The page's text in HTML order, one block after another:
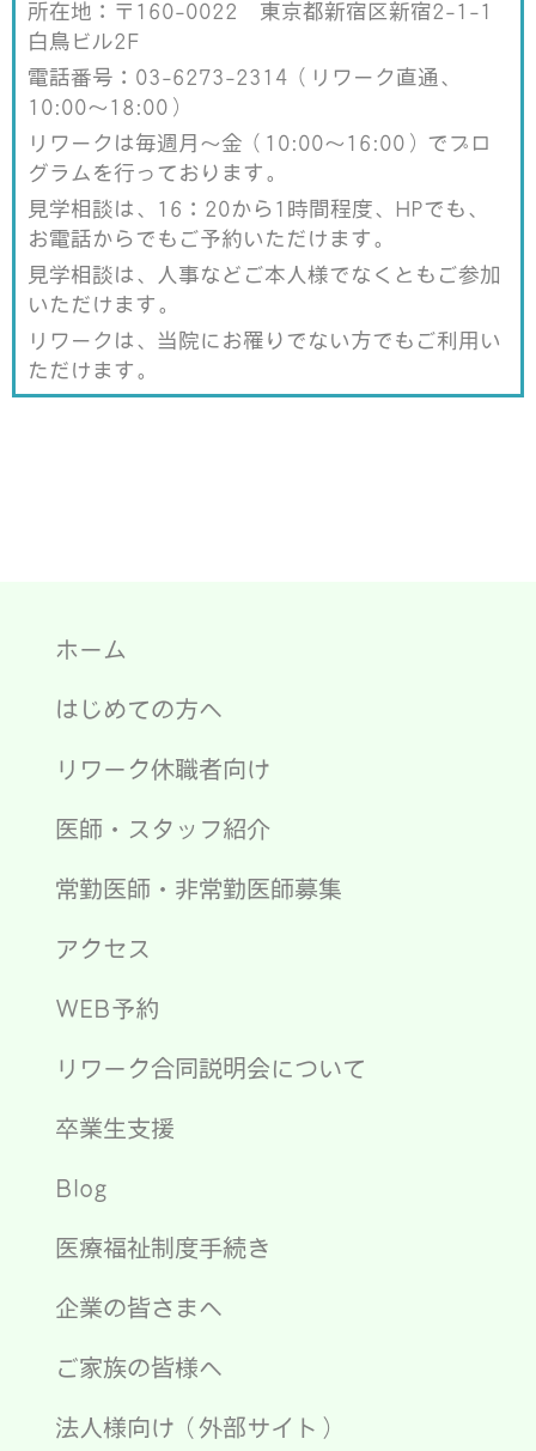
t
t
e
r
で
共
有
(
し
い
ウ
ィ
ン
ド
ウ
で
き
ま
す
)
共
す
る
に
は
ク
リ
ク
し
て
く
だ
さ
い
(
し
い
ウ
ィ
ン
ド
で
開
き
所在地：〒160-0022 東京都新宿区新宿2-1-1
白鳥ビル2F
電話番号：03-6273-2314（リワーク直通、
10:00～18:00）
リワークは毎週月～金（10:00～16:00）でプロ
グラムを行っております。
見学相談は、16：20から1時間程度、HPでも、
お電話からでもご予約いただけます。
見学相談は、人事などご本人様でなくともご参加
いただけます。
リワークは、当院にお罹りでない方でもご利用い
ただけます。
ホーム
はじめての方へ
リワーク休職者向け
医師・スタッフ紹介
常勤医師・非常勤医師募集
アクセス
WEB予約
リワーク合同説明会について
卒業生支援
Blog
医療福祉制度手続き
企業の皆さまへ
ご家族の皆様へ
法人様向け（外部サイト）